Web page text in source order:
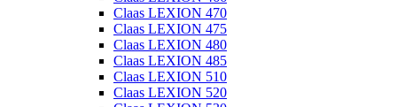
Claas LEXION 470
Claas LEXION 475
Claas LEXION 480
Claas LEXION 485
Claas LEXION 510
Claas LEXION 520